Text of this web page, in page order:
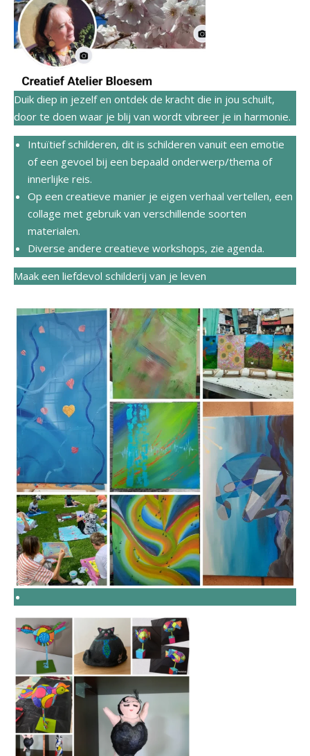
Duik diep in jezelf en ontdek de kracht die in jou schuilt,
door te doen waar je blij van wordt vibreer je in harmonie.
Intuïtief schilderen, dit is schilderen vanuit een emotie
of een gevoel bij een bepaald onderwerp/thema of
innerlijke reis.
Op een creatieve manier je eigen verhaal vertellen, een
collage met gebruik van verschillende soorten
materialen.
Diverse andere creatieve workshops, zie agenda.
Maak een liefdevol schilderij van je leven